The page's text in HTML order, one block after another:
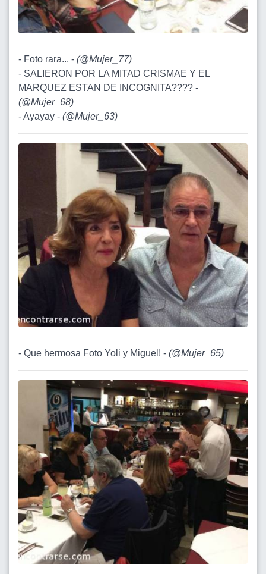
- Foto rara... - (@Mujer_77)
- SALIERON POR LA MITAD CRISMAE Y EL
MARQUEZ ESTAN DE INCOGNITA???? -
(@Mujer_68)
- Ayayay - (@Mujer_63)
- Que hermosa Foto Yoli y Miguel! - (@Mujer_65)